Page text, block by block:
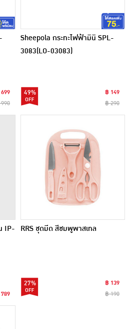
Sheepola กระทะไฟฟ้ามินิ SPL-
3083(LO-03083)
49%
฿ 149
฿ 290
IP-
RRS ชุดมีด สีชมพูพาสเทล
27%
฿ 139
฿ 190